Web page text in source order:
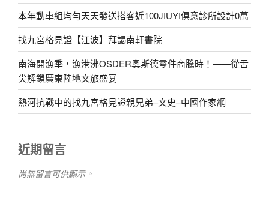
本年動車組均勻天天發送搭客近100JIUYI俱意診所設計0萬
找九宮格見證【江波】拜謁南軒書院
南海開漁季，漁港沸OSDER奧斯德零件商騰時！——從舌
尖解鎖廣東陸地文旅盛宴
熱河抗戰中的找九宮格見證親兄弟–文史–中國作家網
近期留言
尚無留言可供顯示。